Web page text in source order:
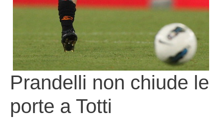
Prandelli non chiude le
porte a Totti